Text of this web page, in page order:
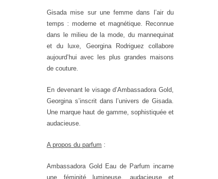
Gisada mise sur une femme dans l’air du
temps : moderne et magnétique. Reconnue
dans le milieu de la mode, du mannequinat
et du luxe, Georgina Rodriguez collabore
aujourd’hui avec les plus grandes maisons
de couture.
En devenant le visage d’Ambassadora Gold,
Georgina s’inscrit dans l’univers de Gisada.
Une marque haut de gamme, sophistiquée et
audacieuse.
A propos du parfum :
Ambassadora Gold Eau de Parfum incarne
une féminité lumineuse, audacieuse et